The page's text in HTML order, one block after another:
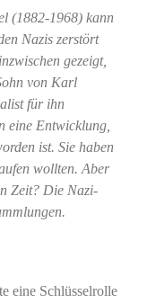
(1882-1968) kann
Nazis zerstört
gezeigt,
von Karl
für ihn
eine Entwicklung,
ist. Sie haben
wollten. Aber
Zeit? Die Nazi-
eine Schlüsselrolle